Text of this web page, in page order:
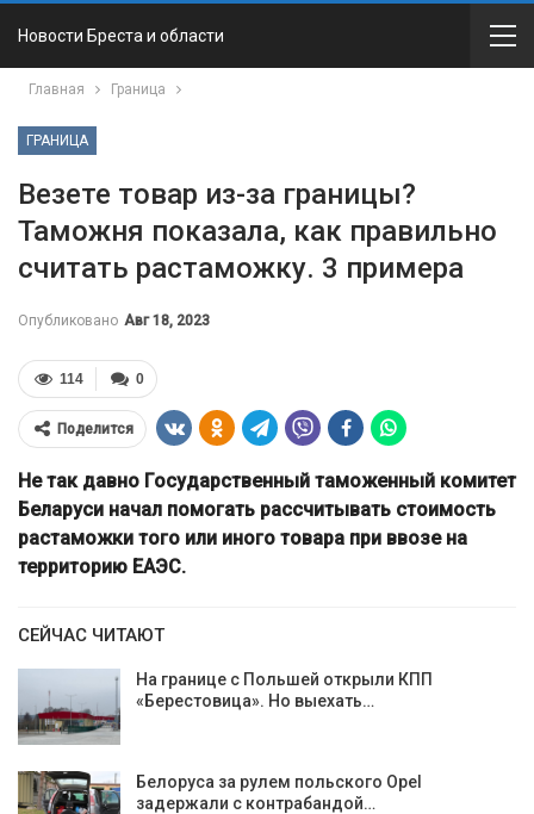
Новости Бреста и области
Главная Граница
ГРАНИЦА
Везете товар из-за границы?
Таможня показала, как правильно
считать растаможку. 3 примера
Опубликовано Авг 18, 2023
0
114
Поделится
Не так давно Государственный таможенный комитет
Беларуси начал помогать рассчитывать стоимость
растаможки того или иного товара при ввозе на
территорию ЕАЭС.
СЕЙЧАС ЧИТАЮТ
На границе с Польшей открыли КПП
«Берестовица». Но выехать…
Белоруса за рулем польского Opel
задержали с контрабандой…